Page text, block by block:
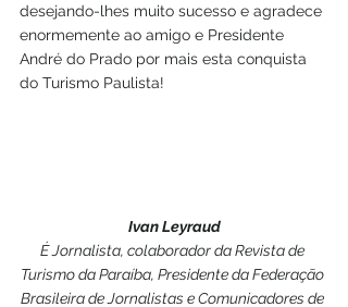
desejando-lhes muito sucesso e agradece
enormemente ao amigo e Presidente
André do Prado por mais esta conquista
do Turismo Paulista!
Ivan Leyraud
É Jornalista, colaborador da Revista de
Turismo da Paraíba, Presidente da Federação
Brasileira de Jornalistas e Comunicadores de